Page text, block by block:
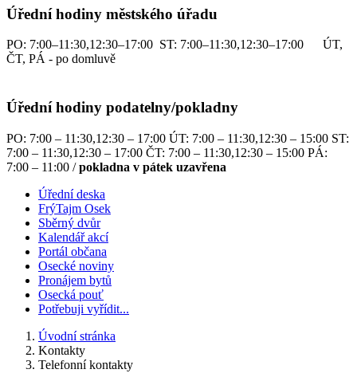
Úřední hodiny městského úřadu
PO: 7:00–11:30,12:30–17:00 ST: 7:00–11:30,12:30–17:00 ÚT,
ČT, PÁ - po domluvě
Úřední hodiny podatelny/pokladny
PO: 7:00 – 11:30,12:30 – 17:00 ÚT: 7:00 – 11:30,12:30 – 15:00 ST:
7:00 – 11:30,12:30 – 17:00 ČT: 7:00 – 11:30,12:30 – 15:00 PÁ:
7:00 – 11:00 /pokladna v pátek uzavřena
Úřední deska
FrýTajm Osek
Sběrný dvůr
Kalendář akcí
Portál občana
Osecké noviny
Pronájem bytů
Osecká pouť
Potřebuji vyřídit...
Úvodní stránka
Kontakty
Telefonní kontakty